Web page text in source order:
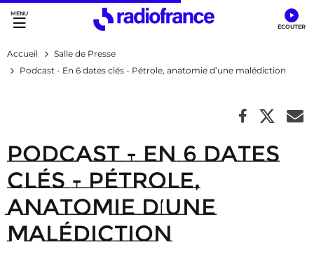
Accès direct :
Menu principal
Contenu
Accueil
Salle de Presse
Podcast - En 6 dates clés - Pétrole, anatomie d’une malédiction
Podcast - En 6 dates
clés - Pétrole,
anatomie d’une
malédiction